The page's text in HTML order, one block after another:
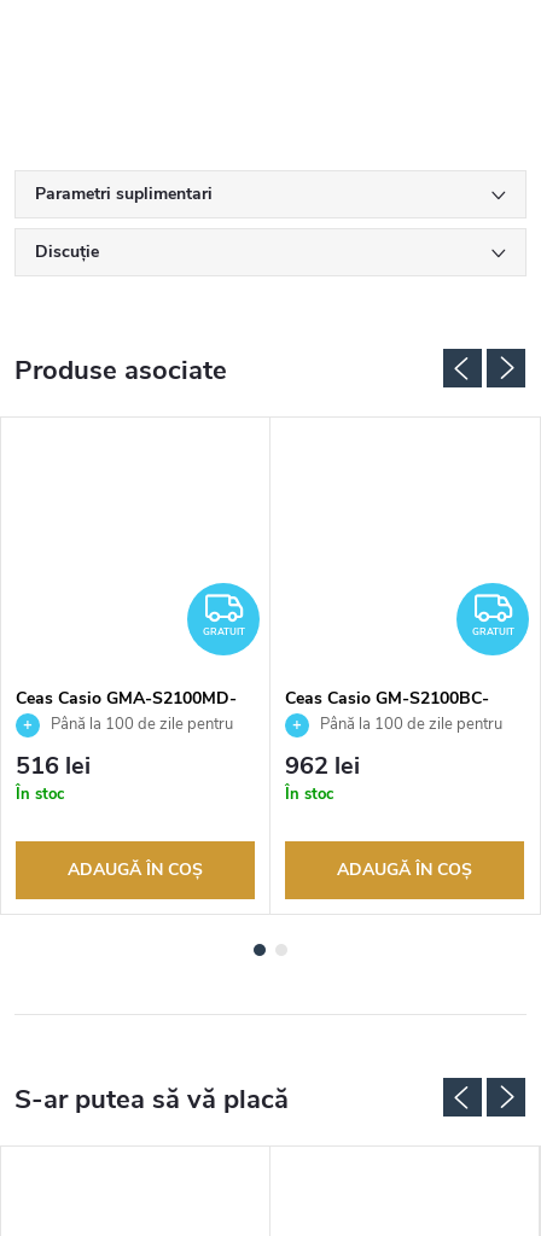
Parametri suplimentari
Discuţie
Produse asociate
GRATUIT
GRATUIT
Ceas Casio GMA-S2100MD-
7AERPână la 100 de zile pentru
returnarea bunurilor. Vânzător
autorizat
516 lei
În stoc
ADAUGĂ ÎN COŞ
GRATUIT
Ceas Casio GM-S2100BC-
1AERPână la 100 de zile pentru
returnarea bunurilor. Vânzător
autorizat
962 lei
În stoc
ADAUGĂ ÎN COŞ